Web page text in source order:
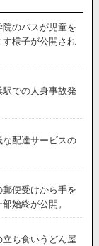
院のバスが児童を
様子が公開され
駅での人身事故発
な配達サービスの
郵便受けから手を
始終が公開。
立ち食いうどん屋